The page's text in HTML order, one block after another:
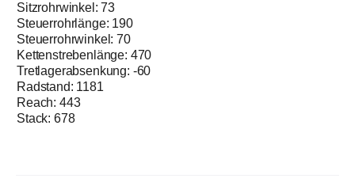
Sitzrohrwinkel: 73
Steuerrohrlänge: 190
Steuerrohrwinkel: 70
Kettenstrebenlänge: 470
Tretlagerabsenkung: -60
Radstand: 1181
Reach: 443
Stack: 678